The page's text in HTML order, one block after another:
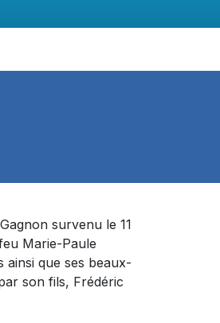
survenu le 11
Marie-Paule
ainsi que ses beaux-
son fils, Frédéric